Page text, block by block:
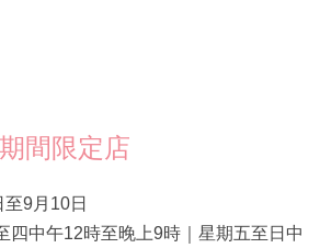
間限定店
9月10日
四中午12時至晚上9時｜星期五至日中